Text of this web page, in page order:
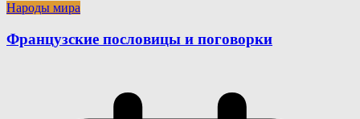
Народы мира
Французские пословицы и поговорки